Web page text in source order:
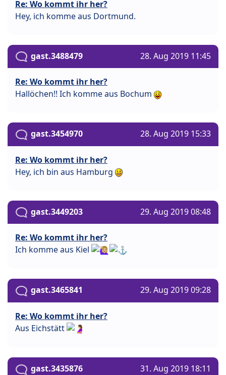
Re: Wo kommt ihr her?
Hey, ich komme aus Dortmund.
gast.3488479 28. Aug 2019 11:45
Re: Wo kommt ihr her?
Hallöchen!! Ich komme aus Bochum
gast.3454970 28. Aug 2019 15:33
Re: Wo kommt ihr her?
Hey, ich bin aus Hamburg
gast.3449203 29. Aug 2019 08:48
Re: Wo kommt ihr her?
Ich komme aus Kiel
gast.3465841 29. Aug 2019 09:28
Re: Wo kommt ihr her?
Aus Eichstätt
gast.3435876 31. Aug 2019 18:11